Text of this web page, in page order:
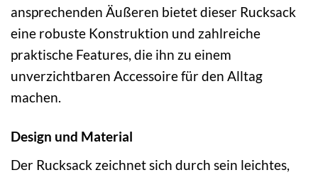
ansprechenden Äußeren bietet dieser Rucksack
eine robuste Konstruktion und zahlreiche
praktische Features, die ihn zu einem
unverzichtbaren Accessoire für den Alltag
machen.
Design und Material
Der Rucksack zeichnet sich durch sein leichtes,